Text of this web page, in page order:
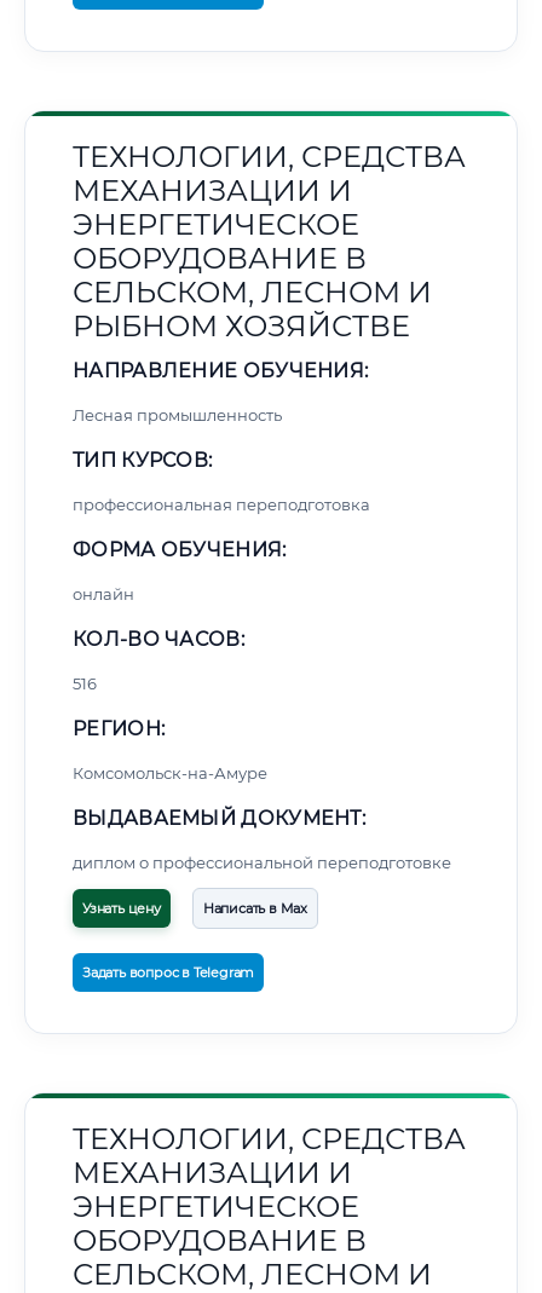
ТЕХНОЛОГИИ, СРЕДСТВА
МЕХАНИЗАЦИИ И
ЭНЕРГЕТИЧЕСКОЕ
ОБОРУДОВАНИЕ В
СЕЛЬСКОМ, ЛЕСНОМ И
РЫБНОМ ХОЗЯЙСТВЕ
НАПРАВЛЕНИЕ ОБУЧЕНИЯ:
Лесная промышленность
ТИП КУРСОВ:
профессиональная переподготовка
ФОРМА ОБУЧЕНИЯ:
онлайн
КОЛ-ВО ЧАСОВ:
516
РЕГИОН:
Комсомольск-на-Амуре
ВЫДАВАЕМЫЙ ДОКУМЕНТ:
диплом о профессиональной переподготовке
Узнать цену Написать в Max
Задать вопрос в Telegram
ТЕХНОЛОГИИ, СРЕДСТВА
МЕХАНИЗАЦИИ И
ЭНЕРГЕТИЧЕСКОЕ
ОБОРУДОВАНИЕ В
СЕЛЬСКОМ, ЛЕСНОМ И